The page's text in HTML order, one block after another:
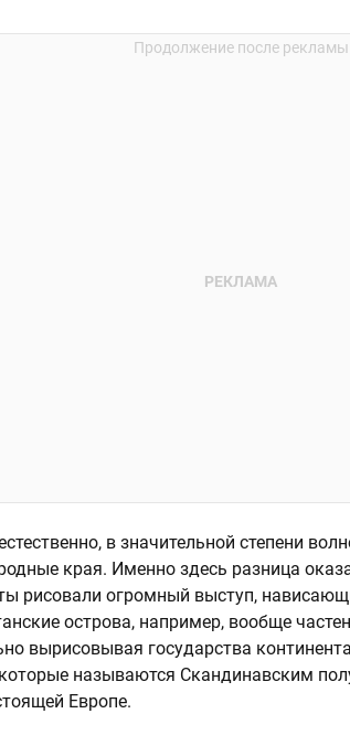
в значительной степени
края. Именно здесь разница
рисовали огромный выступ,
острова, например, вообще
вырисовывая государства
называются Скандинавским
Европе.